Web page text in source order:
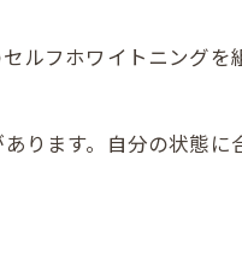
ルフホワイトニングを
ります。自分の状態に